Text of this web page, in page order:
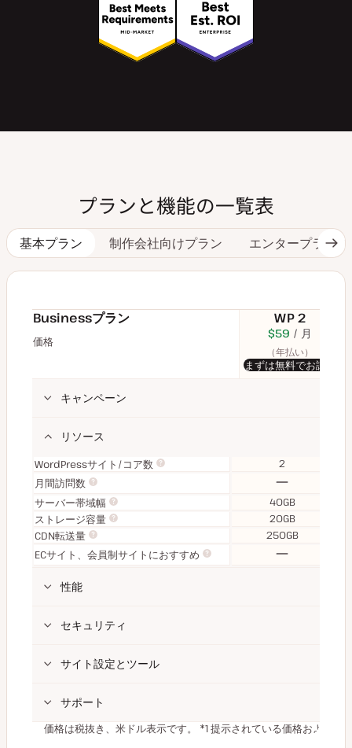
プランと機能の一覧表
基本プラン 制作会社向けプラン エンタープライ次
の
タ
ブ
Businessプラン WP 2
価格
$59 USD
月
（年払い）
まずは無料でお試し
キャンペーン
リソース
WordPressサイト/コア数
2
月間訪問数
サーバー帯域幅
40GB
ストレージ容量
20GB
CDN転送量
250GB
ECサイト、会員制サイトにおすすめ
性能
セキュリティ
サイト設定とツール
サポート
価格は税抜き、米ドル表示です。 *1 提示されている価格および仕